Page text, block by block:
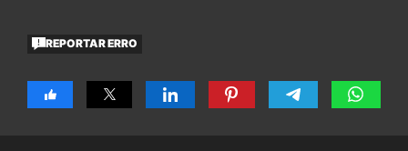
REPORTAR ERRO